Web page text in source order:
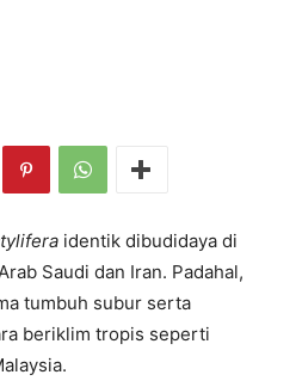
identik dibudidaya di
Saudi dan Iran. Padahal,
tumbuh subur serta
beriklim tropis seperti